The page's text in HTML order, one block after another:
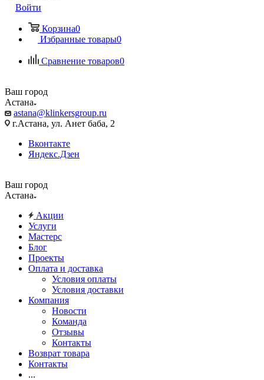
Войти
Корзина0
Избранные товары0
Сравнение товаров0
Ваш город
Астана
astana@klinkersgroup.ru
г.Астана, ул. Анет баба, 2
Вконтакте
Яндекс.Дзен
Ваш город
Астана
Акции
Услуги
Мастерс
Блог
Проекты
Оплата и доставка
Условия оплаты
Условия доставки
Компания
Новости
Команда
Отзывы
Контакты
Возврат товара
Контакты
...